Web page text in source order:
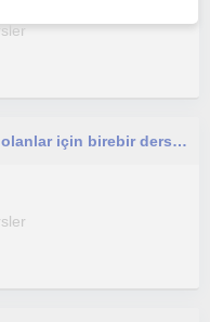
Korece konuşma ve gramer eksiği olanlar için birebir ders fırsatı